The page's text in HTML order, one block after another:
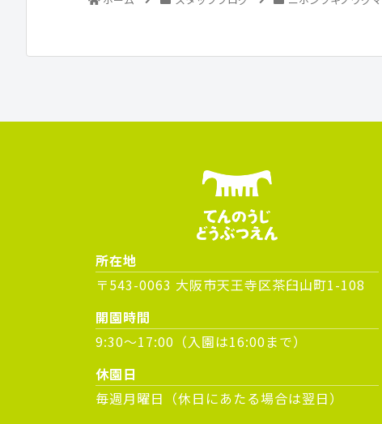
所在地
〒543-0063 大阪市天王寺区茶臼山町1-108
開園時間
9:30～17:00（入園は16:00まで）
休園日
毎週月曜日（休日にあたる場合は翌日）